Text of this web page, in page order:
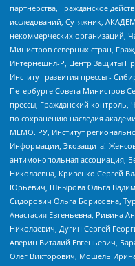
партнерства, Гражданское
исследований, Сутяжник,
некоммерческих организаций,
Министров северных стран,
Интернешнл-Р, Центр Защиты
Институт развития прессы -
Петербурге Совета Министров
прессы, Гражданский контроль,
по сохранению наследия
МЕМО. РУ, Институт
Информации, Экозащита!-
антимонопольная ассоциация,
Николаевна, Кривенко Сергей
Юрьевич, Шнырова Ольга
Сидорович Ольга Борисовна,
Анастасия Евгеньевна, Ривина
Николаевич, Дугин Сергей
Аверин Виталий Евгеньевич,
Олег Викторович, Мошель